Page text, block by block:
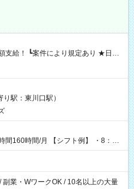
たその日に現金GET♪ お仕事後はコ
せます！ 【試用期間】試
駅：東川口駅）
シフト例】 ・8：00
副業・WワークOK / 10名以上の大量